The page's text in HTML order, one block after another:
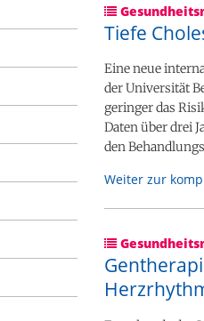
Tiefe
Eine neue
der Universität
geringer das
Daten über drei
den
Weiter zur